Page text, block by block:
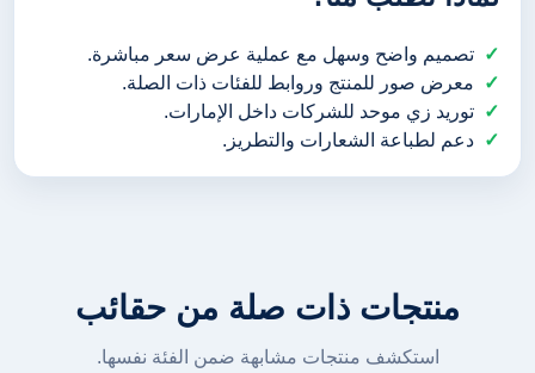
تصميم واضح وسهل مع عملية عرض سعر مباشرة.
معرض صور للمنتج وروابط للفئات ذات الصلة.
توريد زي موحد للشركات داخل الإمارات.
دعم لطباعة الشعارات والتطريز.
منتجات ذات صلة من حقائب
استكشف منتجات مشابهة ضمن الفئة نفسها.